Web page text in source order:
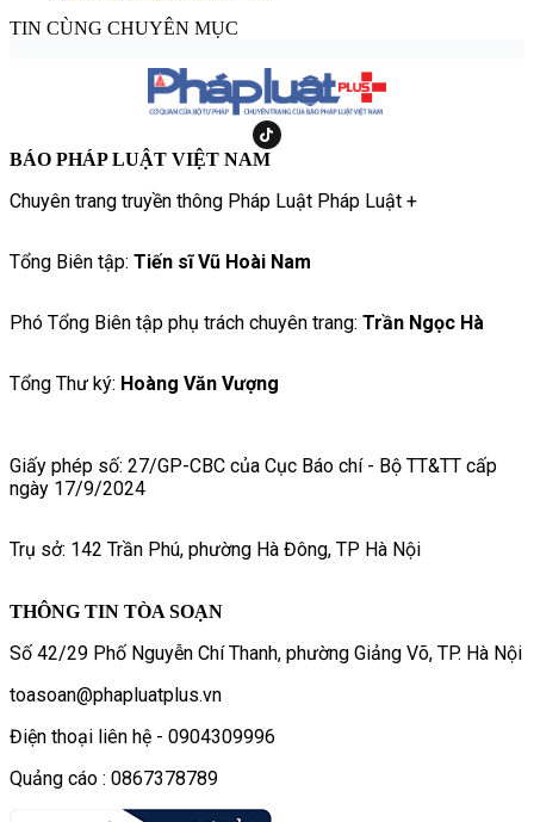
TIN CÙNG CHUYÊN MỤC
BÁO PHÁP LUẬT VIỆT NAM
Chuyên trang truyền thông Pháp Luật Pháp Luật +
Tổng Biên tập: Tiến sĩ Vũ Hoài Nam
Phó Tổng Biên tập phụ trách chuyên trang: Trần Ngọc Hà
Tổng Thư ký: Hoàng Văn Vượng
Giấy phép số: 27/GP-CBC của Cục Báo chí - Bộ TT&TT cấp
ngày 17/9/2024
Trụ sở: 142 Trần Phú, phường Hà Đông, TP Hà Nội
THÔNG TIN TÒA SOẠN
Số 42/29 Phố Nguyễn Chí Thanh, phường Giảng Võ, TP. Hà Nội
toasoan@phapluatplus.vn
Điện thoại liên hệ - 0904309996
Quảng cáo : 0867378789